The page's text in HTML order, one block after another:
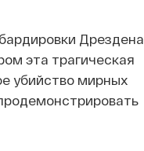
Дрездена
эта трагическая
убийство мирных